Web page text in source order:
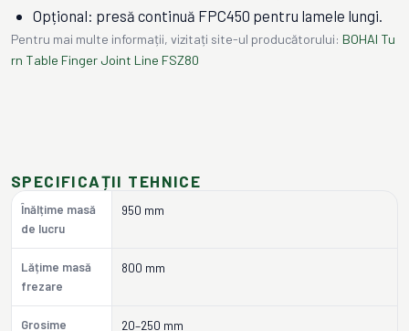
Opțional: presă continuă FPC450 pentru lamele lungi.
Pentru mai multe informații, vizitați site-ul producătorului: BOHAI Tu
rn Table Finger Joint Line FSZ80
SPECIFICAȚII TEHNICE
Înălțime masă
de lucru
950 mm
Lățime masă
frezare
800 mm
Grosime
20–250 mm